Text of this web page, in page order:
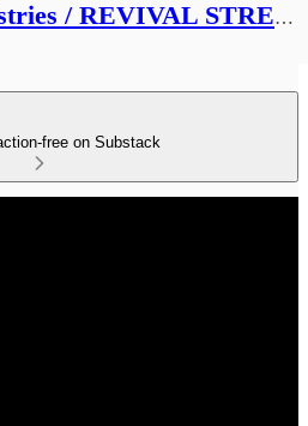
World Revival Ministries / REVIVAL STREAMS BROADCAST
free on Substack